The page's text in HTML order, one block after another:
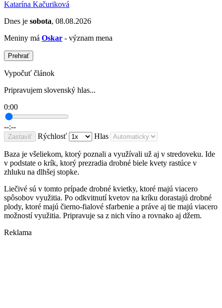
Katarína Kačuriková
Dnes je sobota, 08.08.2026
Meniny má Oskar - význam mena
Prehrať
Vypočuť článok
Pripravujem slovenský hlas...
0:00
--:--
Zastaviť Rýchlosť Hlas
Baza je všeliekom, ktorý poznali a využívali už aj v stredoveku. Ide
v podstate o krík, ktorý prezradia drobné biele kvety rastúce v
zhluku na dlhšej stopke.
Liečivé sú v tomto prípade drobné kvietky, ktoré majú viacero
spôsobov využitia. Po odkvitnutí kvetov na kríku dorastajú drobné
plody, ktoré majú čierno-fialové sfarbenie a práve aj tie majú viacero
možností využitia. Pripravuje sa z nich víno a rovnako aj džem.
Reklama